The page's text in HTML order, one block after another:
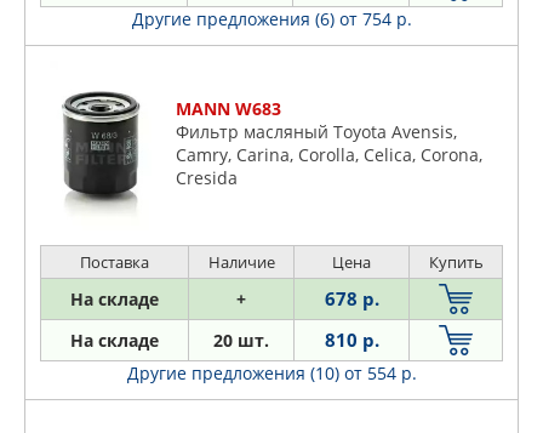
Другие предложения (6) от 754 р.
MANN W683
Фильтр масляный Toyota Avensis,
Camry, Carina, Corolla, Celica, Corona,
Cresida
Поставка Наличие Цена Купить
На складе + 678 р.
На складе 20 шт. 810 р.
Другие предложения (10) от 554 р.